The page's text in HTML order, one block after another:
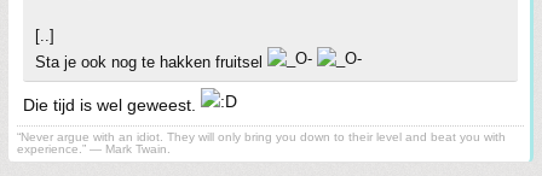
[..]
Sta je ook nog te hakken fruitsel
Die tijd is wel geweest.
“Never argue with an idiot. They will only bring you down to their level and beat you with
experience.” ― Mark Twain.